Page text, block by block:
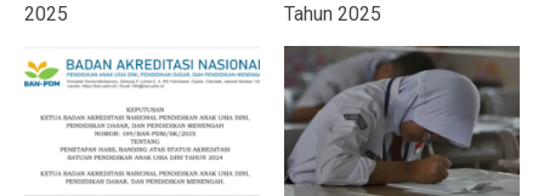
2025
Tahun 2025